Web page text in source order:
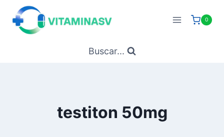
Saltar
contenido
0
Buscar...
testiton 50mg